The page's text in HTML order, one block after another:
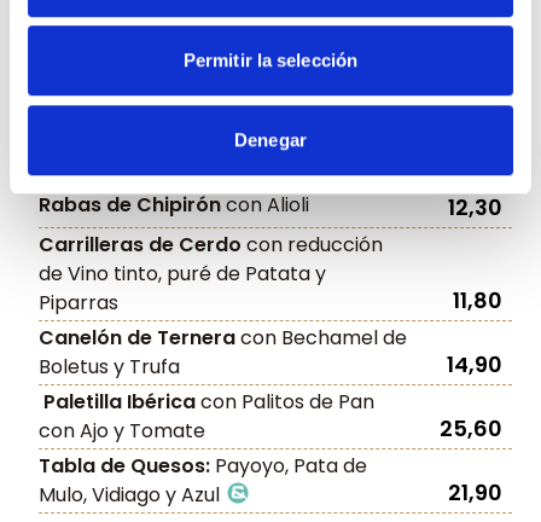
Permitir la selección
Denegar
Ensaladilla Rusacon Ventresca y
Ensaladilla Rusa con mejillones
escabeche y patatas paja
13,20
Ensaladilla Rusa con tartar de
atúny aguacate en dados
Rabas de Chipiróncon Alioli 12,30
Carrilleras de Cerdo con reducción
de Vino tinto, puré de Patata y
Piparras
11,80
Canelón de Terneracon Bechamel de
Boletus y Trufa
14,90
Paletilla Ibéricacon Palitos de Pan
con Ajo y Tomate
25,60
Tabla de Quesos: Payoyo, Pata de
Mulo, Vidiago y Azul
21,90